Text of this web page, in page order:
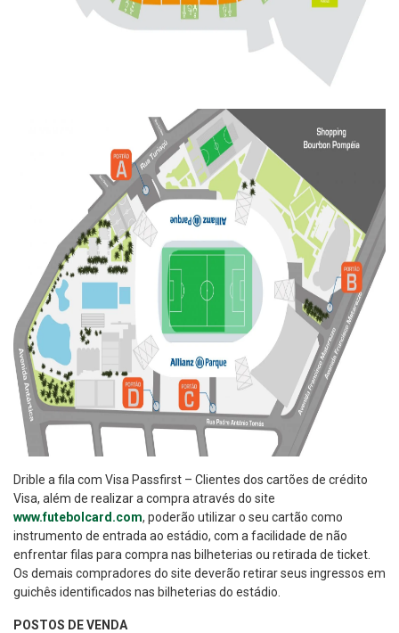
Drible a fila com Visa Passfirst – Clientes dos cartões de crédito
Visa, além de realizar a compra através do site
www.futebolcard.com, poderão utilizar o seu cartão como
instrumento de entrada ao estádio, com a facilidade de não
enfrentar filas para compra nas bilheterias ou retirada de ticket.
Os demais compradores do site deverão retirar seus ingressos em
guichês identificados nas bilheterias do estádio.
POSTOS DE VENDA